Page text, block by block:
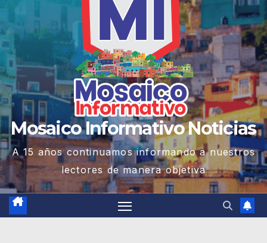
Mosaico Informativo Noticias
A 15 años continuamos informando a nuestros
lectores de manera objetiva